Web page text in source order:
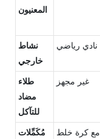
المعنيون
نشاط
خارجي
نادي رياضي
طلاء
مضاد
للتآكل
غير مجهز
مُكَمِّلات
مع كرة خلط